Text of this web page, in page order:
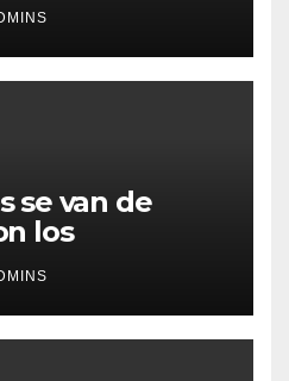
agenda de
se van de
los
un 21%
el año pasado